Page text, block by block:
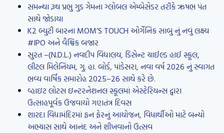
સમન્થા રૂથ પ્રભુ ગુડ ગેમના ગ્લોબલ એમ્બેસેડર તરીકે ઋષભ પંત
સાથે જોડાયા
K2 બ્યુટી બારના MOM’S TOUCH ઓર્ગેનિક સાબુ નું નવું લક્ષ્ય
#IPO અને વૈશ્વિક બજાર
સુરત –(N.D.L.) નવદીપ વિદ્યાલય, ડિસેન્ટ ચાઈલ્ડ હાઈ સ્કૂલ,
લીટલ મિલેનિયમ, ગુ. હા. બોર્ડ, પાંડેસરા, નવા વર્ષ 2026 નું સ્વાગત
ભવ્ય વાર્ષિક સમારોહ 2025–26 સાથે કરે છે.
વ્હાઇટ લોટસ ઇન્ટરનેશનલ સ્કૂલમાં એસ્ટેરિયન્સ દ્વારા
ઉત્સાહપૂર્વક ઉજવાયો ગણતંત્ર દિવસ
શારદા વિદ્યામંદિરમાં ફન ફેરનું આયોજન, વિધાર્થીઓ માટે બન્યો
અભ્યાસ સાથે આનંદ અને શીખવાનો ઉત્સવ